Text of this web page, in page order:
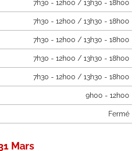
7h30 - 12h00 / 13h30 - 18h00
7h30 - 12h00 / 13h30 - 18h00
7h30 - 12h00 / 13h30 - 18h00
7h30 - 12h00 / 13h30 - 18h00
7h30 - 12h00 / 13h30 - 18h00
9h00 - 12h00
Fermé
Mars